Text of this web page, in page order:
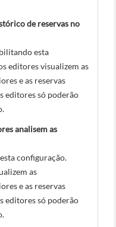
de reservas no
esta
editores visualizem as
e as reservas
editores só poderão
analisem as
configuração.
as
e as reservas
editores só poderão